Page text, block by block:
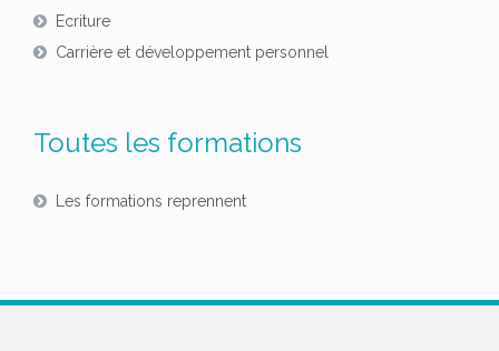
Ecriture
Carrière et développement personnel
Toutes les formations
Les formations reprennent